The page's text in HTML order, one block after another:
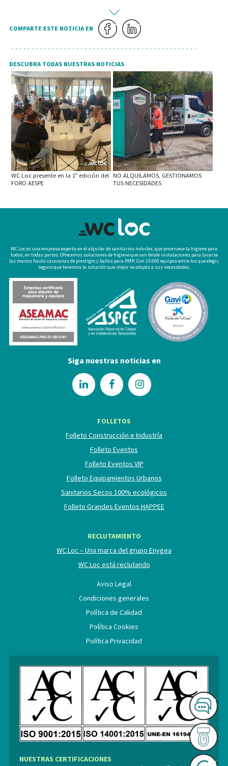
COMPARTE ESTE NOTICIA EN
DESCUBRA TODAS NUESTRAS NOTICIAS
WC Loc presente en la 1º edición del
FORO AESPE
NO ALQUILAMOS, GESTIONAMOS
TUS NECESIDADES
WC Loc es una empresa experta en el alquiler de sanitarios móviles, que promueve la higiene para
todos, en todas partes. Ofrecemos soluciones de higiene que van desde instalaciones para lavarse
las manos hasta caravanas de prestigio y baños para PMR. Con 15.000 equipos entre los que elegir,
seguro que tenemos la solución que mejor se adapta a sus necesidades.
Siga nuestras noticias en
FOLLETOS
Folleto Construcción e Industría
Folleto Eventos
Folleto Eventos VIP
Folleto Equipamientos Urbanos
Sanitarios Secos 100% ecológicos
Folleto Grandes Eventos HAPPEE
RECLUTAMIENTO
WC Loc – Una marca del grupo Enygea
WC Loc está reclutando
Aviso Legal
Condiciones generales
Política de Calidad
Política Cookies
Política Privacidad
NUESTRAS CERTIFICACIONES